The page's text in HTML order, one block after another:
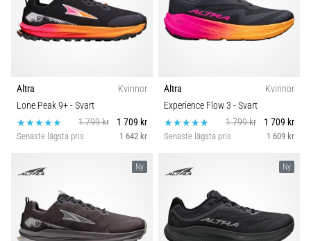
Altra
Kvinnor
Lone Peak 9+- Svart
1 799 kr
1 709 kr
Senaste lägsta pris 1 642 kr
Altra
Kvinnor
Experience Flow 3 - Svart
1 799 kr
1 709 kr
Senaste lägsta pris 1 609 kr
Ny Ny